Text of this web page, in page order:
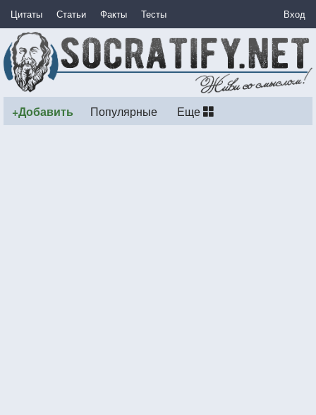
Цитаты Статьи Факты Тесты Вход
+Добавить Популярные Еще